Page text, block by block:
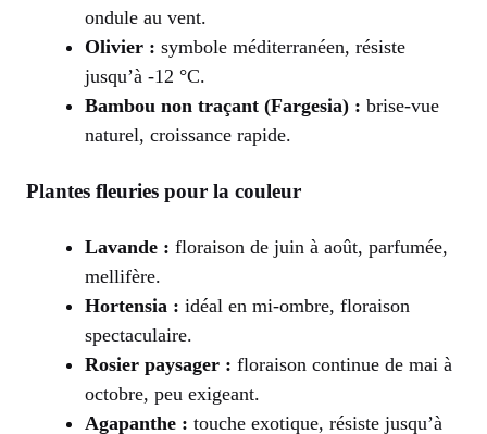
ondule au vent.
Olivier : symbole méditerranéen, résiste
jusqu’à -12 °C.
Bambou non traçant (Fargesia) : brise-vue
naturel, croissance rapide.
Plantes fleuries pour la couleur
Lavande : floraison de juin à août, parfumée,
mellifère.
Hortensia : idéal en mi-ombre, floraison
spectaculaire.
Rosier paysager : floraison continue de mai à
octobre, peu exigeant.
Agapanthe : touche exotique, résiste jusqu’à